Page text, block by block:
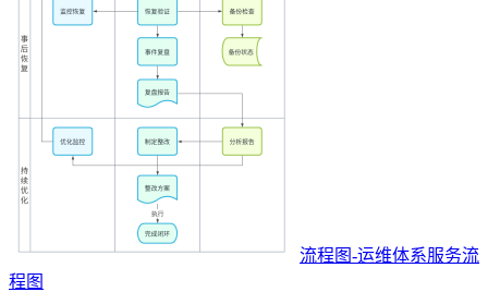
流程图-运维体系服务流
程图